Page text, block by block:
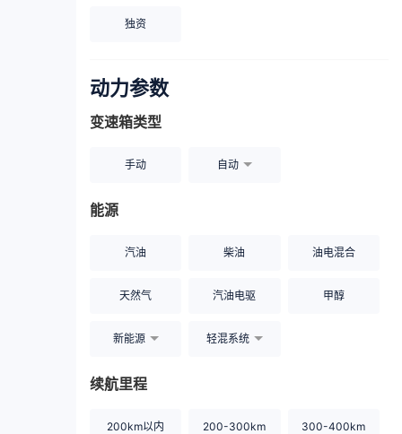
独资
动力参数
变速箱类型
手动 自动
能源
汽油 柴油 油电混合
天然气 汽油电驱 甲醇
新能源 轻混系统
续航里程
200km以内 200-300km 300-400km